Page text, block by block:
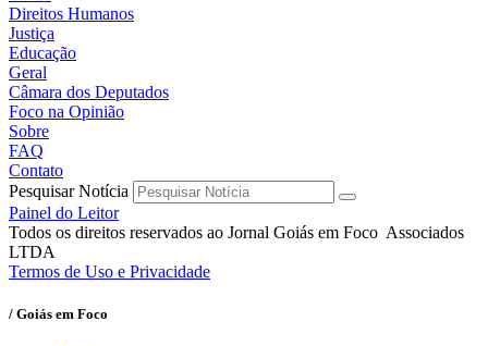
Direitos Humanos
Justiça
Educação
Geral
Câmara dos Deputados
Foco na Opinião
Sobre
FAQ
Contato
Pesquisar Notícia
Painel do Leitor
Todos os direitos reservados ao Jornal Goiás em Foco Associados
LTDA
Termos de Uso e Privacidade
/ Goiás em Foco